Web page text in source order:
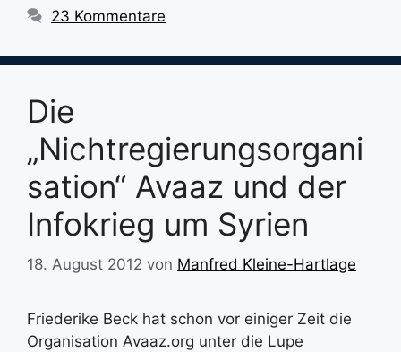
23 Kommentare
Die
„Nichtregierungsorgani
sation“ Avaaz und der
Infokrieg um Syrien
18. August 2012 von Manfred Kleine-Hartlage
Friederike Beck hat schon vor einiger Zeit die
Organisation Avaaz.org unter die Lupe